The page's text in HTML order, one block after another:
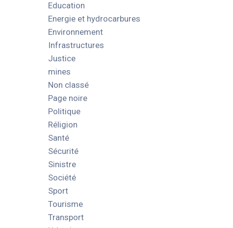
Education
Energie et hydrocarbures
Environnement
Infrastructures
Justice
mines
Non classé
Page noire
Politique
Réligion
Santé
Sécurité
Sinistre
Société
Sport
Tourisme
Transport